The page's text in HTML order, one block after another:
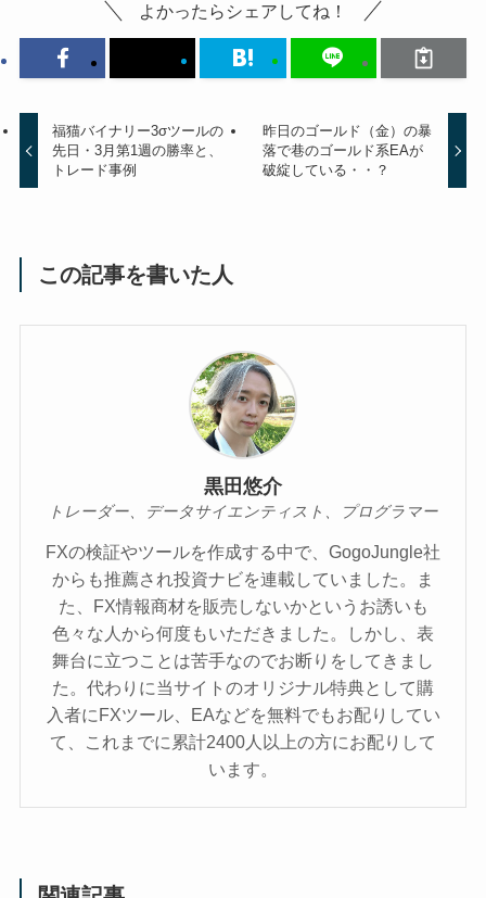
よかったらシェアしてね！
福猫バイナリー3σツールの
先日・3月第1週の勝率と、
トレード事例
昨日のゴールド（金）の暴
落で巷のゴールド系EAが
破綻している・・？
この記事を書いた人
黒田悠介
トレーダー、データサイエンティスト、プログラマー
FXの検証やツールを作成する中で、GogoJungle社
からも推薦され投資ナビを連載していました。ま
た、FX情報商材を販売しないかというお誘いも
色々な人から何度もいただきました。しかし、表
舞台に立つことは苦手なのでお断りをしてきまし
た。代わりに当サイトのオリジナル特典として購
入者にFXツール、EAなどを無料でもお配りしてい
て、これまでに累計2400人以上の方にお配りして
います。